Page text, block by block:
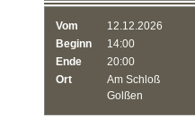
Vom
12.12.2026
Beginn
14:00
Ende
20:00
Ort
Am Schloß
Golßen